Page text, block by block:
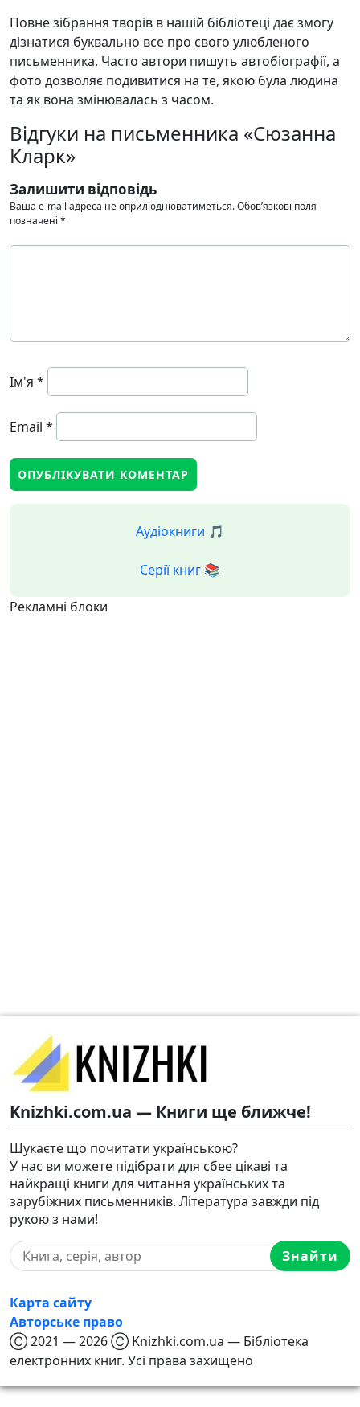
Повне зібрання творів в нашій бібліотеці дає змогу
дізнатися буквально все про свого улюбленого
письменника. Часто автори пишуть автобіографії, а
фото дозволяє подивитися на те, якою була людина
та як вона змінювалась з часом.
Відгуки на письменника «Сюзанна
Кларк»
Залишити відповідь
Ваша e-mail адреса не оприлюднюватиметься.Обов’язкові поля
позначені *
Ім'я *
Email *
Аудіокниги 🎵
Серії книг 📚
Рекламні блоки
Knizhki.com.ua — Книги ще ближче!
Шукаєте що почитати українською?
У нас ви можете підібрати для сбее цікаві та
найкращі книги для читання українських та
зарубіжних письменників. Література завжди під
рукою з нами!
Знайти
Карта сайту
Авторське право
Ⓒ 2021 — 2026 Ⓒ Knizhki.com.ua — Бібліотека
електронних книг. Усі права захищено